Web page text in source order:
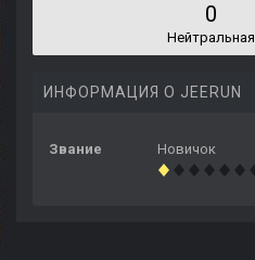
0
Нейтральная
ИНФОРМАЦИЯ О JEERUN
Звание Новичок